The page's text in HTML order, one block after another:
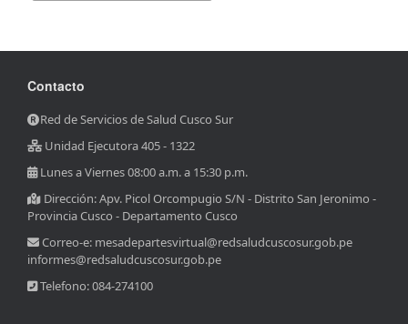
Contacto
Red de Servicios de Salud Cusco Sur
Unidad Ejecutora 405 - 1322
Lunes a Viernes 08:00 a.m. a 15:30 p.m.
Dirección: Apv. Picol Orcompugio S/N - Distrito San Jeronimo -
Provincia Cusco - Departamento Cusco
Correo-e: mesadepartesvirtual@redsaludcuscosur.gob.pe
informes@redsaludcuscosur.gob.pe
Telefono: 084-274100